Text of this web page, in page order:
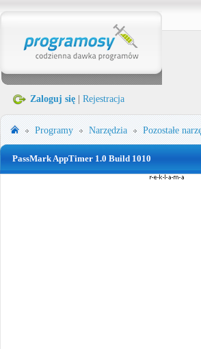
Zaloguj się Rejestracja
Programy Narzędzia Pozostałe
PassMark AppTimer 1.0 Build 1010